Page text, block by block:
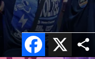
X
Facebook